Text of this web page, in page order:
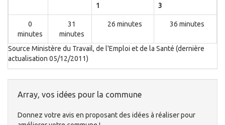
1
3
0
minutes
31
minutes
26 minutes 36 minutes
Source Ministère du Travail, de l'Emploi et de la Santé (dernière
actualisation 05/12/2011)
Array, vos idées pour la commune
Donnez votre avis en proposant des idées à réaliser pour